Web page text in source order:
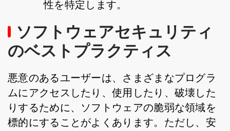
性を特定します。
ソフトウェアセキュリティ
のベストプラクティス
悪意のあるユーザーは、さまざまなプログラ
ムにアクセスしたり、使用したり、破壊した
りするために、ソフトウェアの脆弱な領域を
標的にすることがよくあります。ただし、安